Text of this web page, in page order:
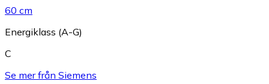
60 cm
Energiklass (A-G)
C
Se mer från Siemens